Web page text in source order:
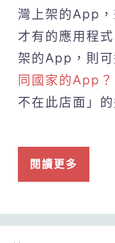
灣上架的App
才有的應用程
架的App，則
同國家的App？
不在此店面」的
閱讀更多